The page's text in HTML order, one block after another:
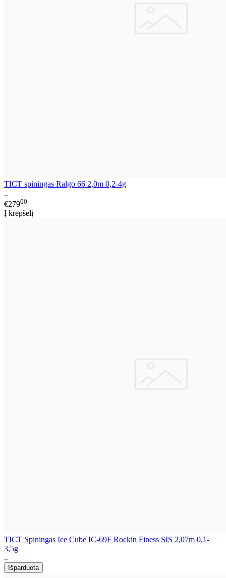
TICT spiningas Ralgo 66 2,0m 0,2-4g
..
€27900
Į krepšelį
TICT Spiningas Ice Cube IC-69F Rockin Finess SIS 2,07m 0,1-
3,5g
..